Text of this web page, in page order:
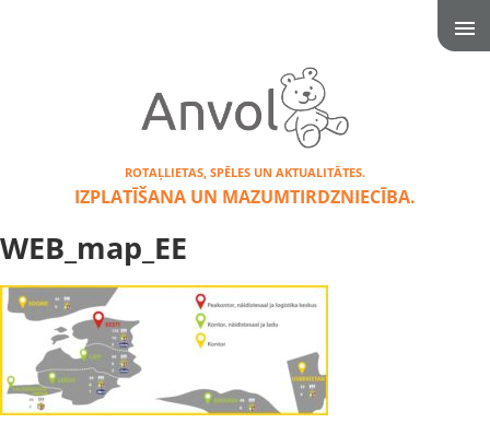
ROTAĻLIETAS, SPĒLES UN AKTUALITĀTES.
IZPLATĪŠANA UN MAZUMTIRDZNIECĪBA.
WEB_map_EE